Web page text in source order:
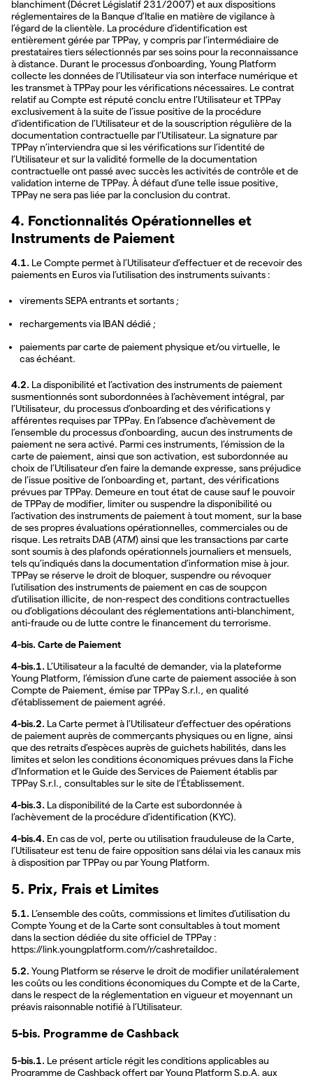
blanchiment (Décret Législatif 231/2007) et aux dispositions
réglementaires de la Banque d’Italie en matière de vigilance à
l’égard de la clientèle. La procédure d’identification est
entièrement gérée par TPPay, y compris par l’intermédiaire de
prestataires tiers sélectionnés par ses soins pour la reconnaissance
à distance. Durant le processus d’onboarding, Young Platform
collecte les données de l’Utilisateur via son interface numérique et
les transmet à TPPay pour les vérifications nécessaires. Le contrat
relatif au Compte est réputé conclu entre l’Utilisateur et TPPay
exclusivement à la suite de l’issue positive de la procédure
d’identification de l’Utilisateur et de la souscription régulière de la
documentation contractuelle par l’Utilisateur. La signature par
TPPay n’interviendra que si les vérifications sur l’identité de
l’Utilisateur et sur la validité formelle de la documentation
contractuelle ont passé avec succès les activités de contrôle et de
validation interne de TPPay. À défaut d’une telle issue positive,
TPPay ne sera pas liée par la conclusion du contrat.
4. Fonctionnalités Opérationnelles et
Instruments de Paiement
4.1. Le Compte permet à l’Utilisateur d’effectuer et de recevoir des
paiements en Euros via l’utilisation des instruments suivants :
virements SEPA entrants et sortants ;
rechargements via IBAN dédié ;
paiements par carte de paiement physique et/ou virtuelle, le
cas échéant.
4.2. La disponibilité et l’activation des instruments de paiement
susmentionnés sont subordonnées à l’achèvement intégral, par
l’Utilisateur, du processus d’onboarding et des vérifications y
afférentes requises par TPPay. En l’absence d’achèvement de
l’ensemble du processus d’onboarding, aucun des instruments de
paiement ne sera activé. Parmi ces instruments, l’émission de la
carte de paiement, ainsi que son activation, est subordonnée au
choix de l’Utilisateur d’en faire la demande expresse, sans préjudice
de l’issue positive de l’onboarding et, partant, des vérifications
prévues par TPPay. Demeure en tout état de cause sauf le pouvoir
de TPPay de modifier, limiter ou suspendre la disponibilité ou
l’activation des instruments de paiement à tout moment, sur la base
de ses propres évaluations opérationnelles, commerciales ou de
risque. Les retraits DAB (ATM) ainsi que les transactions par carte
sont soumis à des plafonds opérationnels journaliers et mensuels,
tels qu’indiqués dans la documentation d’information mise à jour.
TPPay se réserve le droit de bloquer, suspendre ou révoquer
l’utilisation des instruments de paiement en cas de soupçon
d’utilisation illicite, de non-respect des conditions contractuelles
ou d’obligations découlant des réglementations anti-blanchiment,
anti-fraude ou de lutte contre le financement du terrorisme.
4-bis. Carte de Paiement
4-bis.1. L’Utilisateur a la faculté de demander, via la plateforme
Young Platform, l’émission d’une carte de paiement associée à son
Compte de Paiement, émise par TPPay S.r.l., en qualité
d’établissement de paiement agréé.
4-bis.2. La Carte permet à l’Utilisateur d’effectuer des opérations
de paiement auprès de commerçants physiques ou en ligne, ainsi
que des retraits d’espèces auprès de guichets habilités, dans les
limites et selon les conditions économiques prévues dans la Fiche
d’Information et le Guide des Services de Paiement établis par
TPPay S.r.l., consultables sur le site de l’Établissement.
4-bis.3. La disponibilité de la Carte est subordonnée à
l’achèvement de la procédure d’identification (KYC).
4-bis.4. En cas de vol, perte ou utilisation frauduleuse de la Carte,
l’Utilisateur est tenu de faire opposition sans délai via les canaux mis
à disposition par TPPay ou par Young Platform.
5. Prix, Frais et Limites
5.1. L’ensemble des coûts, commissions et limites d’utilisation du
Compte Young et de la Carte sont consultables à tout moment
dans la section dédiée du site officiel de TPPay :
https://link.youngplatform.com/r/cashretaildoc.
5.2. Young Platform se réserve le droit de modifier unilatéralement
les coûts ou les conditions économiques du Compte et de la Carte,
dans le respect de la réglementation en vigueur et moyennant un
préavis raisonnable notifié à l’Utilisateur.
5-bis. Programme de Cashback
5-bis.1. Le présent article régit les conditions applicables au
Programme de Cashback offert par Young Platform S.p.A. aux